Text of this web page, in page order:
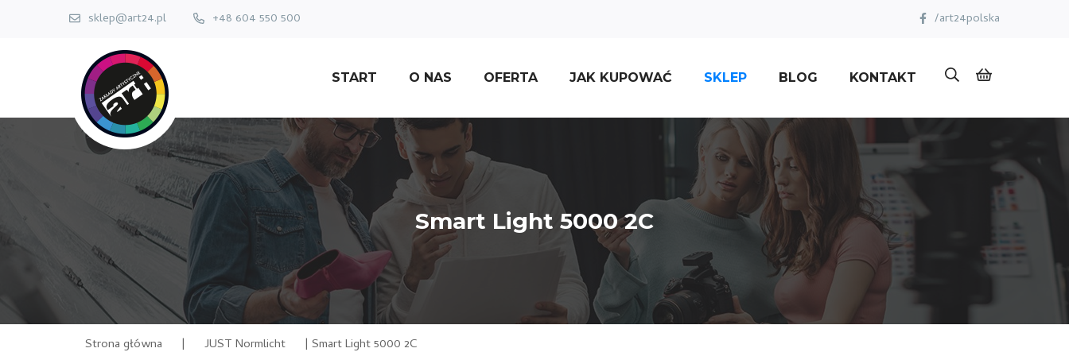
sklep@art24.pl +48 604 550 500 /art24polska
START O NAS OFERTA JAK KUPOWAĆ SKLEP BLOG KONTAKT
Smart Light 5000 2C
Strona główna | JUST Normlicht | Smart Light 5000 2C